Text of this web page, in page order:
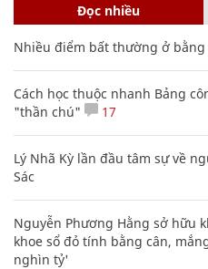
Đọc nhiều
Nhiều điểm bất thường ở bằng
Cách học thuộc nhanh Bảng
"thần chú"
17
Lý Nhã Kỳ lần đầu tâm sự về
Sác
Nguyễn Phương Hằng sở hữu
khoe sổ đỏ tính bằng cân,
nghìn tỷ'